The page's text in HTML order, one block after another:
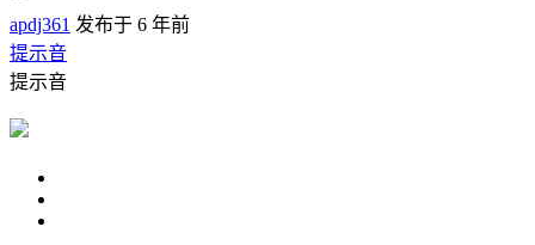
apdj361 发布于 6 年前
提示音
提示音